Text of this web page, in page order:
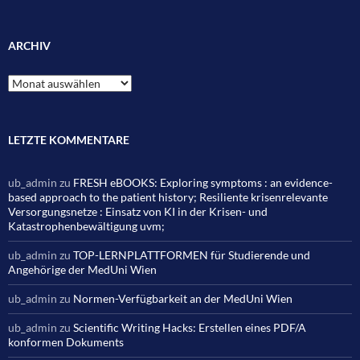
ARCHIV
Archiv
LETZTE KOMMENTARE
ub_admin zu FRESH eBOOKS: Exploring symptoms : an evidence-
based approach to the patient history; Resiliente krisenrelevante
Versorgungsnetze : Einsatz von KI in der Krisen- und
Katastrophenbewältigung uvm;
ub_admin zu TOP-LERNPLATTFORMEN für Studierende und
Angehörige der MedUni Wien
ub_admin zu Normen-Verfügbarkeit an der MedUni Wien
ub_admin zu Scientific Writing Hacks: Erstellen eines PDF/A
konformen Dokuments